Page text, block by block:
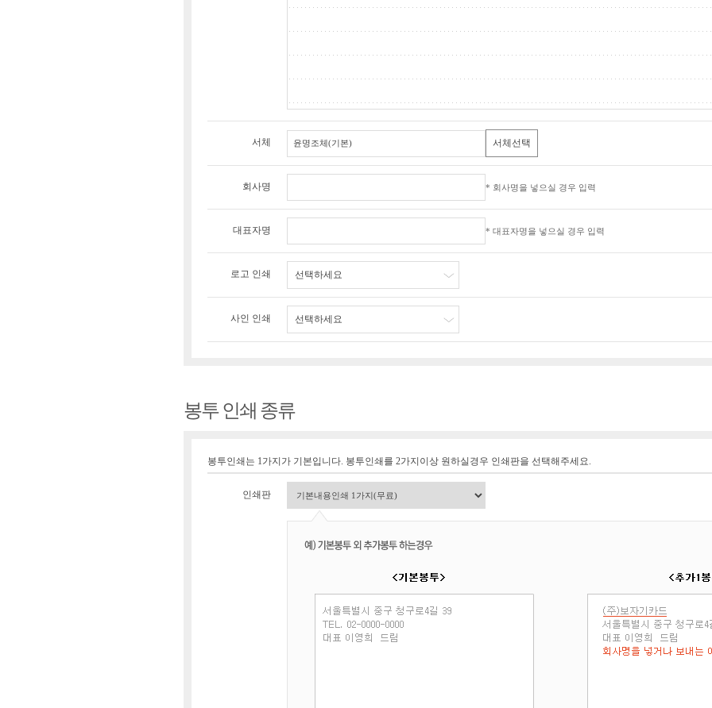
서체 서체선택
회사명 * 회사명을 넣으실 경우 입력
대표자명 * 대표자명을 넣으실 경우 입력
로고 인쇄 선택하세요
사인 인쇄 선택하세요
봉투 인쇄 종류
봉투인쇄는 1가지가 기본입니다. 봉투인쇄를 2가지이상 원하실경우 인쇄판을 선택해주세요.
인쇄판